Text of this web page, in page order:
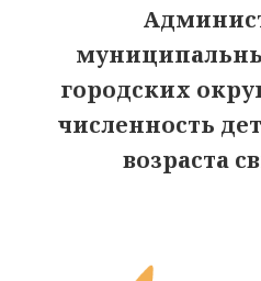
городских
численность
возраста